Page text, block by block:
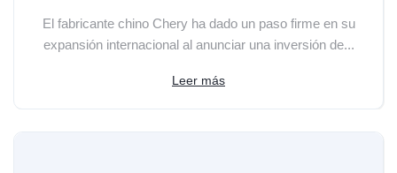
El fabricante chino Chery ha dado un paso firme en su
expansión internacional al anunciar una inversión de...
Leer más